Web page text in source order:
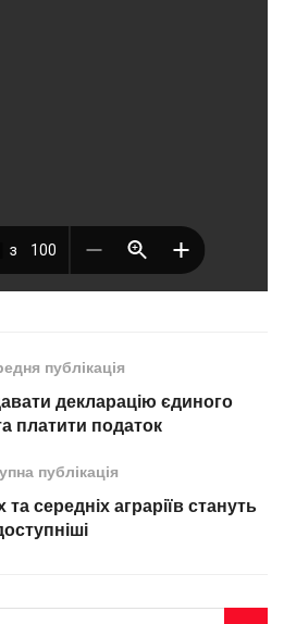
публікація
декларацію єдиного
платити податок
публікація
середніх аграріїв стануть